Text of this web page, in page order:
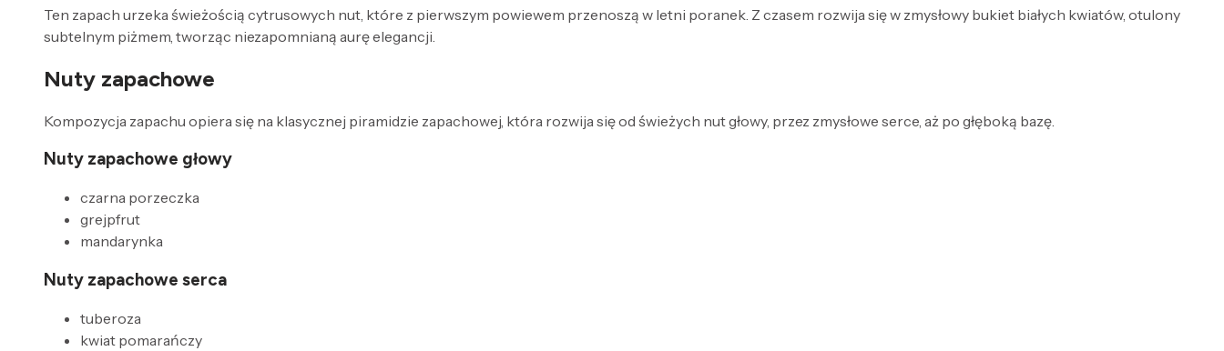
Ten zapach urzeka świeżością cytrusowych nut, które z pierwszym powiewem przenoszą w letni poranek. Z czasem rozwija się w zmysłowy bukiet białych kwiatów, otulony
subtelnym piżmem, tworząc niezapomnianą aurę elegancji.
Nuty zapachowe
Kompozycja zapachu opiera się na klasycznej piramidzie zapachowej, która rozwija się od świeżych nut głowy, przez zmysłowe serce, aż po głęboką bazę.
Nuty zapachowe głowy
czarna porzeczka
grejpfrut
mandarynka
Nuty zapachowe serca
tuberoza
kwiat pomarańczy